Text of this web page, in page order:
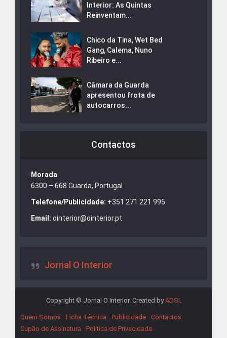
Interior: As Quintas
Reinventam...
Chico da Tina, Wet Bed
Gang, Calema, Nuno
Ribeiro e...
Câmara da Guarda
apresentou frota de
autocarros...
Contactos
Morada
6300 – 668 Guarda, Portugal
Telefone/Publicidade: +351 271 221 995
Email: ointerior@ointerior.pt
Jornal O Interior
Copyright © Jornal O Interior. Created byADSI
Quem Somos Ficha Técnica Publicidade
Contactos
Cupão de Assinatura
Política de Privacidade